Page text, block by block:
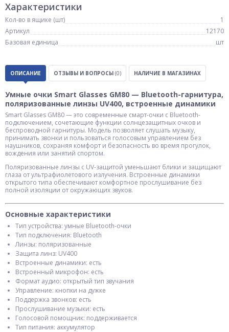
Характеристики
Кол-во в ящике (шт)
1
Артикул
12170
Базовая единица
шт
ОПИСАНИЕ ОТЗЫВЫ И ВОПРОСЫ (0) НАЛИЧИЕ В МАГАЗИНАХ
Умные очки Smart Glasses GM80 — Bluetooth-гарнитура,
поляризованные линзы UV400, встроенные динамики
Smart Glasses GM80 — это современные смарт-очки с Bluetooth-
подключением, сочетающие функции солнцезащитных очков и
беспроводной гарнитуры. Модель позволяет слушать музыку,
принимать звонки и пользоваться голосовым управлением без
наушников, сохраняя комфорт и безопасность во время прогулок,
вождения или занятий спортом.
Поляризованные линзы с UV-защитой уменьшают блики и защищают
глаза от ультрафиолетового излучения. Встроенные динамики
открытого типа обеспечивают комфортное прослушивание без
полной изоляции от окружающих звуков.
Основные характеристики
Тип устройства: умные Bluetooth-очки
Тип подключения: Bluetooth
Линзы: поляризованные
Защита линз: UV400
Встроенные динамики: есть
Встроенный микрофон: есть
Формат аудио: открытый тип звучания
Управление: кнопки на дужке
Поддержка звонков: есть
Прослушивание музыки: есть
Голосовой помощник: поддерживается
Тип питания: аккумулятор